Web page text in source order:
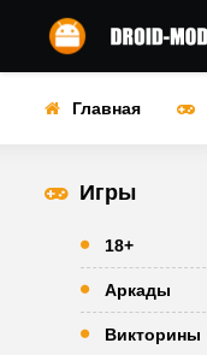
Главная
Игры
18+
Аркады
Викторины